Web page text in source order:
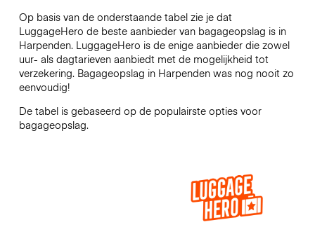
Op basis van de onderstaande tabel zie je dat
LuggageHero de beste aanbieder van bagageopslag is in
Harpenden. LuggageHero is de enige aanbieder die zowel
uur- als dagtarieven aanbiedt met de mogelijkheid tot
verzekering. Bagageopslag in Harpendenwas nog nooit zo
eenvoudig!
De tabel is gebaseerd op de populairste opties voor
bagageopslag.